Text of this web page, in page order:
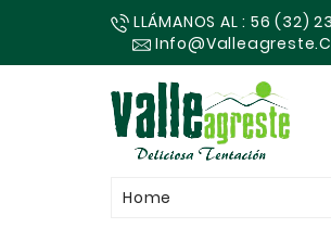
LLÁMANOS AL : 56 (32)
Home